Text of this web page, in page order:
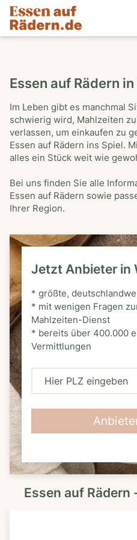
Essen auf Rädern
Im Leben gibt es manchmal
schwierig wird, Mahlzeiten
verlassen, um einkaufen zu
Essen auf Rädern ins Spiel.
alles ein Stück weit wie
Bei uns finden Sie alle
Essen auf Rädern sowie
Ihrer Region.
Jetzt Anbieter in
* größte,
* mit wenigen Fragen
Mahlzeiten-Dienst
* bereits über 400.000
Vermittlungen
H
L
Z
Essen auf